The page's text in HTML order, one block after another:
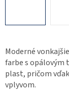
Moderné
farbe s opálovým
plast, pričom
vplyvom.